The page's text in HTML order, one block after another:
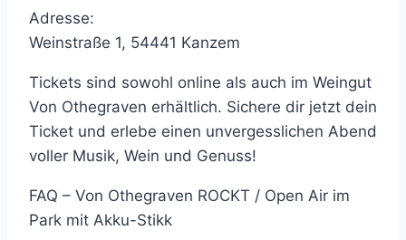
Adresse:
Weinstraße 1, 54441 Kanzem
Tickets sind sowohl online als auch im Weingut
Von Othegraven erhältlich. Sichere dir jetzt dein
Ticket und erlebe einen unvergesslichen Abend
voller Musik, Wein und Genuss!
FAQ – Von Othegraven ROCKT / Open Air im
Park mit Akku-Stikk